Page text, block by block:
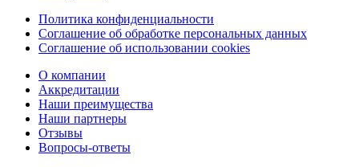
Политика конфиденциальности
Соглашение об обработке персональных данных
Соглашение об использовании cookies
О компании
Аккредитации
Наши преимущества
Наши партнеры
Отзывы
Вопросы-ответы